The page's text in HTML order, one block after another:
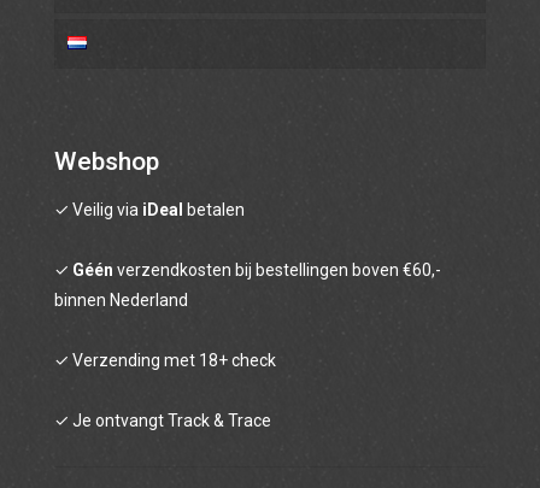
Beerbrandy
Absinth
Wodka
Cadeaubon
Webshop
✓ Veilig via iDeal betalen
✓ Géén verzendkosten bij bestellingen boven €60,-
binnen Nederland
✓ Verzending met 18+ check
✓ Je ontvangt Track & Trace